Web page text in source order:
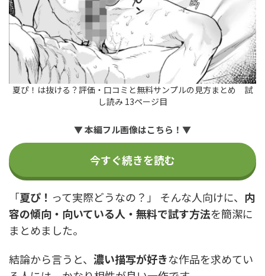
夏ぴ！は抜ける？評価・口コミと無料サンプルの見方まとめ 試
し読み 13ページ目
▼ 本編フル画像はこちら！▼
今すぐ続きを読む
「夏ぴ！ って実際どうなの？」 そんな人向けに、 内
容の傾向・向いている人・無料で試す方法を簡潔に
まとめました。
結論から言うと、 濃い描写が好きな作品を求めてい